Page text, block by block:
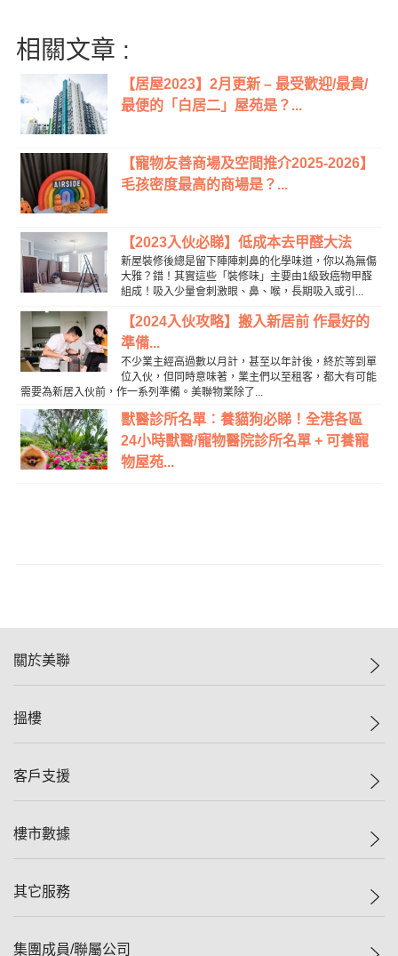
相關文章 :
【居屋2023】2月更新 – 最受歡迎/最貴/
最便的「白居二」屋苑是？...
【寵物友善商場及空間推介2025-2026】
毛孩密度最高的商場是？...
【2023入伙必睇】低成本去甲醛大法
新屋裝修後總是留下陣陣刺鼻的化學味道，你以為無傷
大雅？錯！其實這些「裝修味」主要由1級致癌物甲醛
組成！吸入少量會刺激眼、鼻、喉，長期吸入或引...
【2024入伙攻略】搬入新居前 作最好的
準備...
不少業主經高過數以月計，甚至以年計後，終於等到單
位入伙，但同時意味著，業主們以至租客，都大有可能
需要為新居入伙前，作一系列準備。美聯物業除了...
獸醫診所名單︰養貓狗必睇！全港各區
24小時獸醫/寵物醫院診所名單 + 可養寵
物屋苑...
關於美聯
美聯集團
人才招募
搵樓
一手新盤
減價
美聯豪宅
獨家樓盤
租盤
客戶支援
自助放盤
查詢熱線
按揭計算機
樓市數據
樓價指數
其它服務
屋苑專頁
集團成員/聯屬公司